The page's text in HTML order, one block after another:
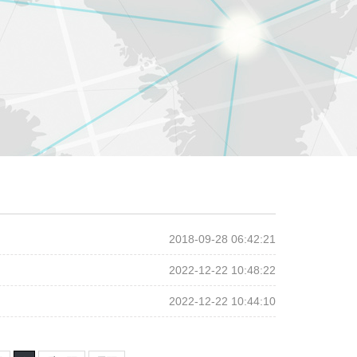
2018-09-28 06:42:21
2022-12-22 10:48:22
2022-12-22 10:44:10